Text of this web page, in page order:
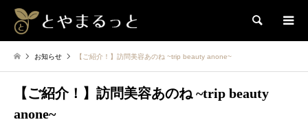
検索
お知らせ 【ご紹介！】訪問美容あのね ~trip beauty anone~
【ご紹介！】訪問美容あのね ~trip beauty
anone~